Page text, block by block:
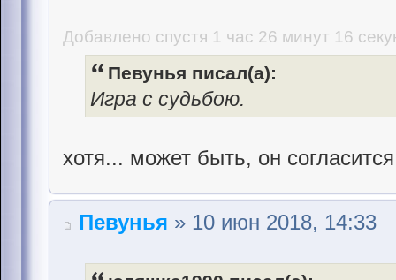
Добавлено спустя 1 час 26 минут 16
Певунья писал(а):
Игра с судьбою.
хотя... может быть, он
Певунья » 10 июн 2018, 14:33